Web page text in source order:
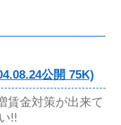
公開 75K)
賃金対策が出来て
!!